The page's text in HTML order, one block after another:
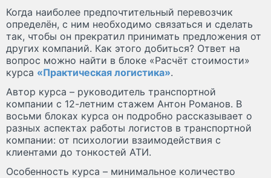
Когда наиболее предпочтительный перевозчик
определён, с ним необходимо связаться и сделать
так, чтобы он прекратил принимать предложения от
других компаний. Как этого добиться? Ответ на
вопрос можно найти в блоке «Расчёт стоимости»
курса «Практическая логистика».
Автор курса – руководитель транспортной
компании с 12-летним стажем Антон Романов. В
восьми блоках курса он подробно рассказывает о
разных аспектах работы логистов в транспортной
компании: от психологии взаимодействия с
клиентами до тонкостей АТИ.
Особенность курса – минимальное количество